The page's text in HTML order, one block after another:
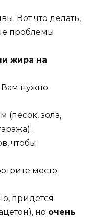
Вот что делать,
проблемы.
жира на
Вам нужно
(песок, зола,
чтобы
место
придется
но очень